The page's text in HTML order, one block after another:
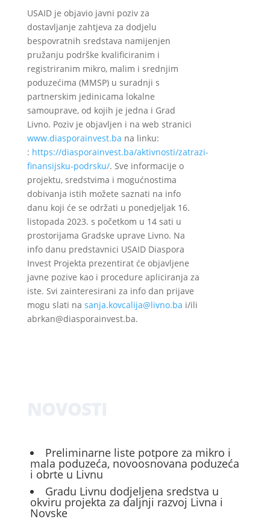
USAID je objavio javni poziv za
dostavljanje zahtjeva za dodjelu
bespovratnih sredstava namijenjen
pružanju podrške kvalificiranim i
registriranim mikro, malim i srednjim
poduzećima (MMSP) u suradnji s
partnerskim jedinicama lokalne
samouprave, od kojih je jedna i Grad
Livno. Poziv je objavljen i na web stranici
www.diasporainvest.ba na linku:
: https://diasporainvest.ba/aktivnosti/zatrazi-
finansijsku-podrsku/. Sve informacije o
projektu, sredstvima i mogućnostima
dobivanja istih možete saznati na info
danu koji će se održati u ponedjeljak 16.
listopada 2023. s početkom u 14 sati u
prostorijama Gradske uprave Livno. Na
info danu predstavnici USAID Diaspora
Invest Projekta prezentirat će objavljene
javne pozive kao i procedure apliciranja za
iste. Svi zainteresirani za info dan prijave
mogu slati na sanja.kovcalija@livno.ba i/ili
abrkan@diasporainvest.ba.
Preliminarne liste potpore za mikro i
mala poduzeća, novoosnovana poduzeća
i obrte u Livnu
Gradu Livnu dodjeljena sredstva u
okviru projekta za daljnji razvoj Livna i
Novske